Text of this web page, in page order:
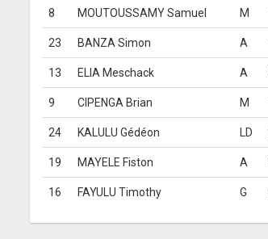
8 MOUTOUSSAMY Samuel M
23 BANZA Simon A
13 ELIA Meschack A
9 CIPENGA Brian M
24 KALULU Gédéon LD
19 MAYELE Fiston A
16 FAYULU Timothy G